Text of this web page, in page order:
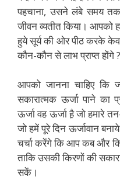
पहचाना, उसने लंबे समय तक
जीवन व्यतीत किया। आपको
हुये सूर्य की ओर पीठ करके
कौन-कौन से लाभ प्राप्त होंगे ?
आपको जानना चाहिए कि
सकारात्मक ऊर्जा पाने का
ऊर्जा वह ऊर्जा है़ जो हमारे
जो हमें पूरे दिन ऊर्जावान
चर्चा करेंगे कि आप कब और
ताकि उसकी किरणों की
सकें।